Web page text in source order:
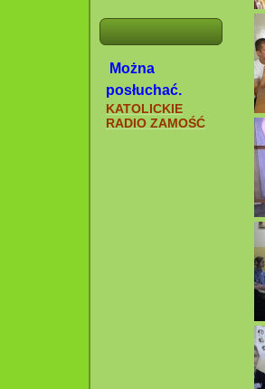
Można
posłuchać.
KATOLICKIE
RADIO ZAMOŚĆ